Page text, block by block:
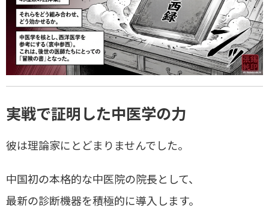
実戦で証明した中医学の力
彼は理論家にとどまりませんでした。
中国初の本格的な中医院の院長として、
最新の診断機器を積極的に導入します。